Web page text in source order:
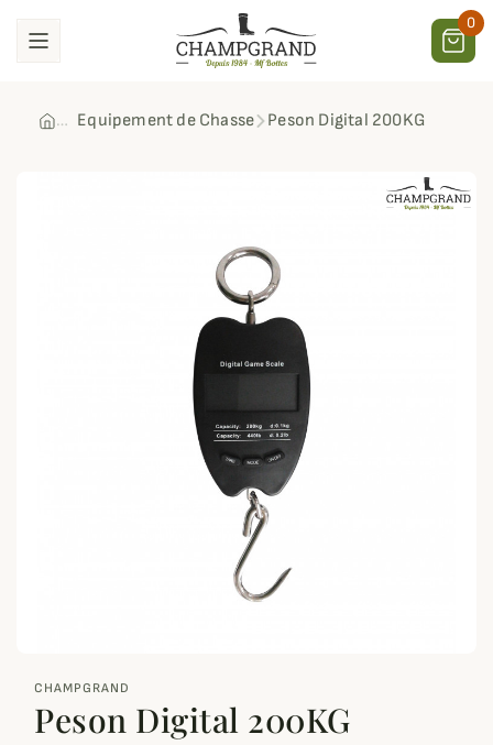
0
Equipement de Chasse Peson Digital 200KG
CHAMPGRAND
Peson Digital 200KG